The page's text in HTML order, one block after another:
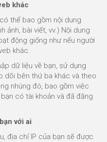
khác
thể bao gồm nội dung
ảnh, bài viết, vv.) Nội dung
động giống như nếu người
khác.
dữ liệu về bạn, sử dụng
dõi bên thứ ba khác và theo
nhúng đó, bao gồm việc
có tài khoản và đã đăng
với ai
địa chỉ IP của bạn sẽ được